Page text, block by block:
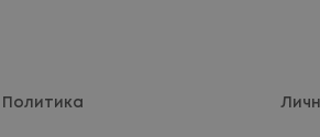
Политика